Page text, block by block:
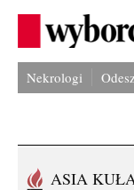
Nekrologi
ASIA